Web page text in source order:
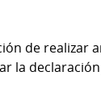
de realizar
la